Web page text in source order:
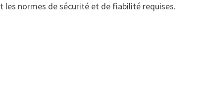
les normes de sécurité et de fiabilité requises.